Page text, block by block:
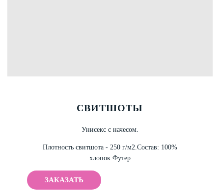
СВИТШОТЫ
Унисекс с начесом.
Плотность свитшота - 250 г/м2. Состав: 100%
хлопок. Футер
ЗАКАЗАТЬ